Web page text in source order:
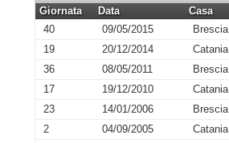
Giornata Data Casa
40
09/05/2015 Brescia
19
20/12/2014 Catania
36
08/05/2011 Brescia
17
19/12/2010 Catania
23
14/01/2006 Brescia
2
04/09/2005 Catania